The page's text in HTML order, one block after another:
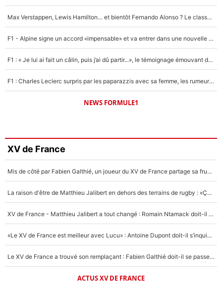
Max Verstappen, Lewis Hamilton… et bientôt Fernando Alonso ? Le classement des pilotes les mieux payés en Formule 1 risque de changer !
F1 - Alpine signe un accord «impensable» et va entrer dans une nouvelle dimension : Grande nouvelle pour Pierre Gasly !
F1 : « Je lui ai fait un câlin, puis j’ai dû partir...», le témoignage émouvant de Max Verstappen sur sa fille
F1 : Charles Leclerc surpris par les paparazzis avec sa femme, les rumeurs étaient vraies !
NEWS FORMULE1
XV de France
Mis de côté par Fabien Galthié, un joueur du XV de France partage sa frustration : «ils ne me l’ont pas dit tout de suite»
La raison d'être de Matthieu Jalibert en dehors des terrains de rugby : «Ça m'atteint autant que si tu touches à un membre de ma famille»
XV de France - Matthieu Jalibert a tout changé : Romain Ntamack doit-il s’inquiéter pour sa place à un an de la Coupe du monde ?
«Le XV de France est meilleur avec Lucu» : Antoine Dupont doit-il s’inquiéter pour sa place ?
Le XV de France a trouvé son remplaçant : Fabien Galthié doit-il se passer d'Antoine Dupont ?
ACTUS XV DE FRANCE